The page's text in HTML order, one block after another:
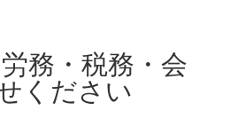
務・税務・会
ください